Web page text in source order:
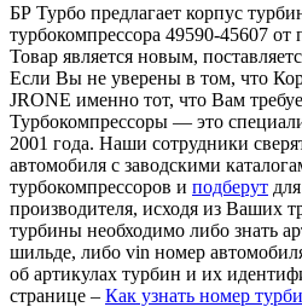
БР Турбо предлагает корпус
турбокомпрессора 49590-45607 от
Товар является новым,
Если Вы не уверены в том, что
JRONE именно тот, что Вам
Турбокомпрессоры — это
2001 года. Наши сотрудники
автомобиля с заводскими
турбокомпрессоров и подберут
производителя, исходя из Ваших
турбины необходимо либо знать
шильде, либо vin номер
об артикулах турбин и их
странице – Как узнать номер